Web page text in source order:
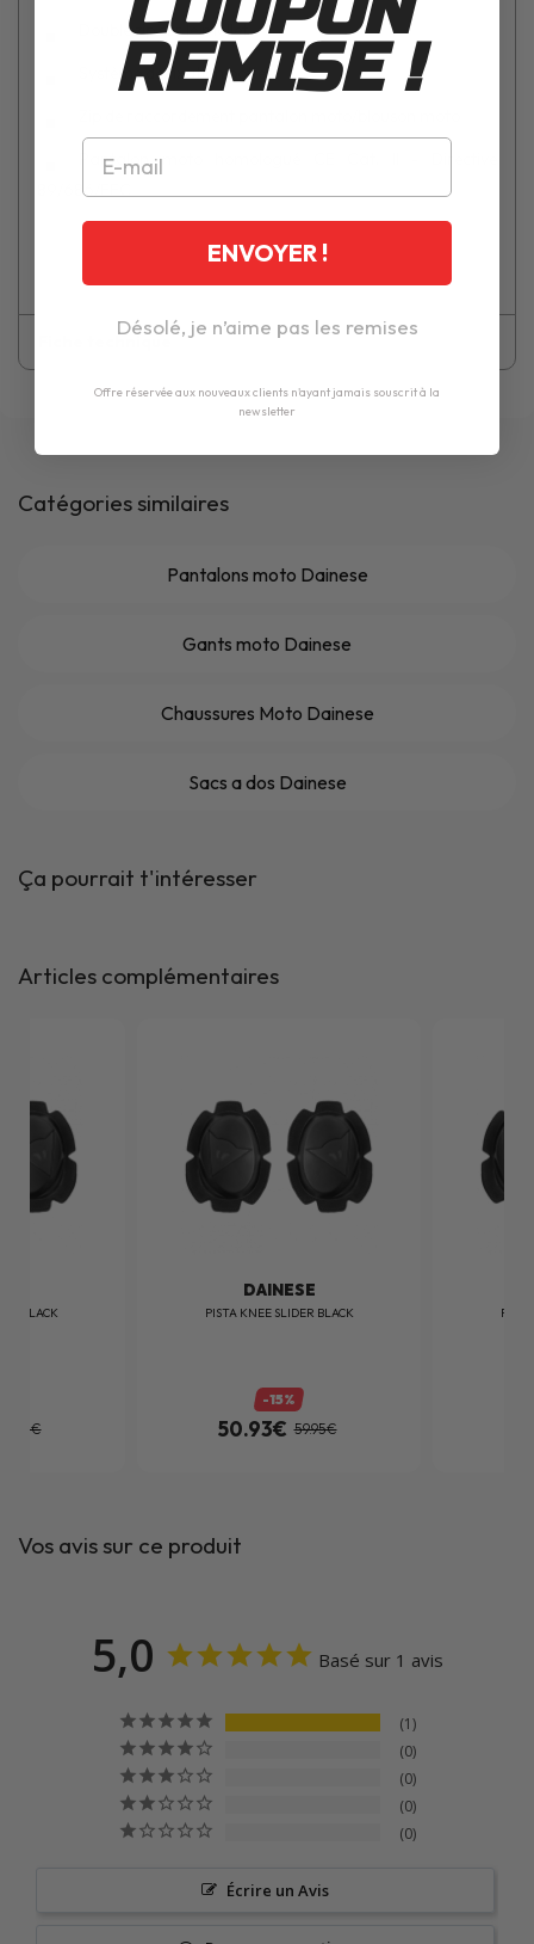
Double zip sur le mollet
Système de fixation bottes
Pantalon moto homologué CE Cat. II - Directive
89/686/EEC
Catégories similaires
Pantalons moto Dainese
Gants moto Dainese
Chaussures Moto Dainese
Sacs a dos Dainese
Ça pourrait t'intéresser
Articles complémentaires
BLACK
DAINESE
PISTA KNEE SLIDER BLACK
-15%
50.93€ 59.95€
Vos avis sur ce produit
5,0 Basé sur 1 avis
1
0
0
0
0
Écrire un Avis
REMISE !
ENVOYER !
Désolé, je n’aime pas les remises
Offre réservée aux nouveaux clients n'ayant jamais souscrit à la
newsletter